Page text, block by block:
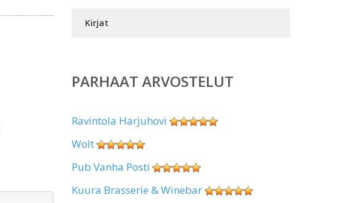
Kirjat
PARHAAT ARVOSTELUT
Ravintola Harjuhovi
Wolt
Pub Vanha Posti
Kuura Brasserie & Winebar